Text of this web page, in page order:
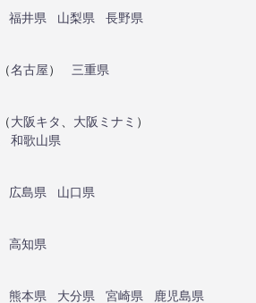
福井県 山梨県
長野県
（名古屋）
三重県
（大阪キタ 大阪ミナミ ）
和歌山県
広島県
山口県
高知県
熊本県 大分県 宮崎県 鹿児島県